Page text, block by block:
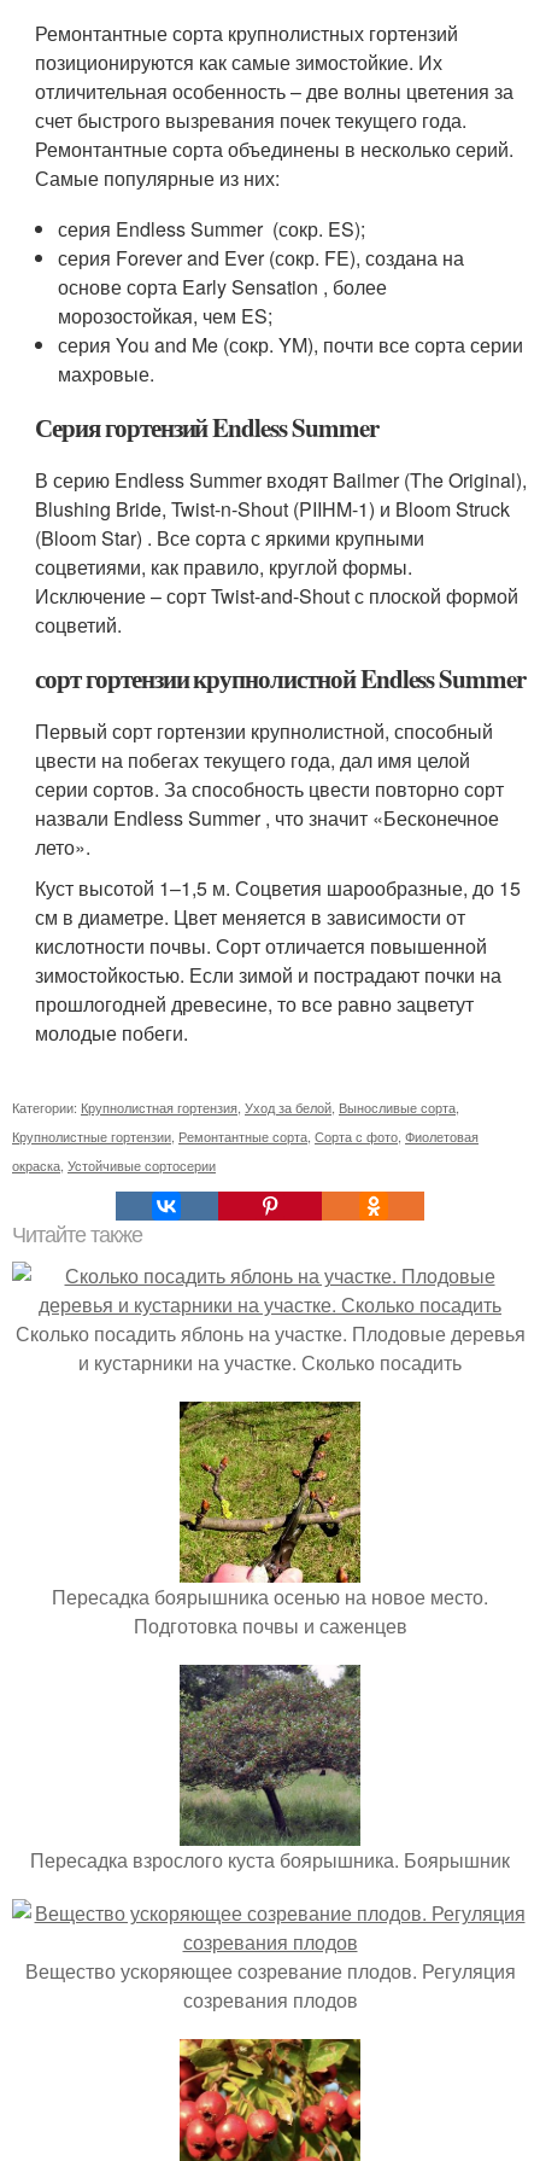
Ремонтантные сорта крупнолистных гортензий
позиционируются как самые зимостойкие. Их
отличительная особенность – две волны цветения за
счет быстрого вызревания почек текущего года.
Ремонтантные сор­та объединены в несколько серий.
Самые популярные из них:
серия Endless Summer ­ (сокр. ES);
серия Forever and Ever (сокр. FE), создана на
основе сорта Early Sensation , более
морозостойкая, чем ES;
серия You and Me (сокр.­­­ YM), почти все сорта серии
махровые.
Серия гортензий Endless Summer
В серию Endless Summer входят Bailmer (The Original),
Blushing Bride, Twist-n-Shout (PIIHM-1) и Bloom Struck
(Bloom Star) . Все сорта с яркими крупными
соцветиями, как правило, круглой формы.
Исключение – сорт Twist-and-Shout с плоской формой
соцветий.
сорт гортензии крупнолистной Endless Summer
Первый сорт гортензии крупнолистной, способный
цвести на побегах текущего года, дал имя целой
серии сортов. За способность цвести повторно сорт
назвали Endless Summer , что значит «Бесконечное
лето».
Куст высотой 1–1,5 м. Соцветия шарообразные, до 15
см в диаметре. Цвет меняется в зависимости от
кислотности почвы. Сорт отличается повышенной
зимостойкостью. Если зимой и пострадают почки на
прошлогодней древесине, то все равно зацветут
молодые побеги.
Категории: Крупнолистная гортензия Уход за белой Выносливые сорта
Крупнолистные гортензии Ремонтантные сорта Сорта с фото Фиолетовая
окраска Устойчивые сортосерии
Читайте также
Сколько посадить яблонь на участке. Плодовые деревья
и кустарники на участке. Сколько посадить
Пересадка боярышника осенью на новое место.
Подготовка почвы и саженцев
Пересадка взрослого куста боярышника. Боярышник
Вещество ускоряющее созревание плодов. Регуляция
созревания плодов